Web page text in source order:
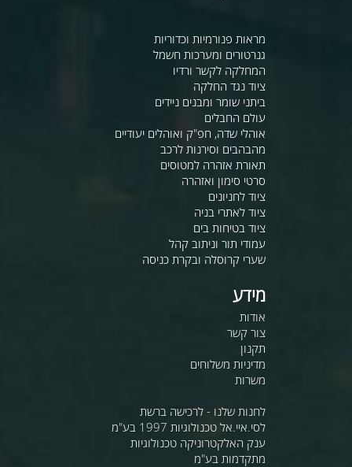
מראות פנורמיות וכדוריות
גנרטורים ומערכות חשמל
המחלקה לקשר ורדיו
ציוד נגד החלקה
ביתני שומר ומבנים ניידים
עולם החבלים
אוהלי שדה, חפ"ק ואוהלים יעודיים
מהבהבים וסירנות לרכב
תאורת אזהרה למטוסים
סרטי סימון ואזהרה
ציוד לחניונים
ציוד לאתרי בניה
ציוד בטיחות בים
עמודי תור וניתוב קהל
שערי קרוסלה ובקרת כניסה
מידע
אודות
צור קשר
תקנון
מדיניות משלוחים
משרות
לחנות שלנו - לרכישה ברשת
לסי.איי.אל טכנולוגיות 1997 בע"מ
ענק האלקטרוניקה טכנולוגיות
מתקדמות בע"מ